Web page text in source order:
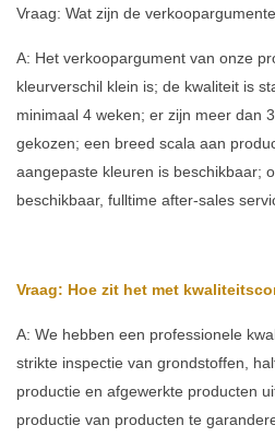
Vraag: Wat zijn de
A: Het verkoopargument van onze
kleurverschil klein is; de kwaliteit is
minimaal 4 weken; er zijn meer dan
gekozen; een breed scala aan
aangepaste kleuren is beschikbaar;
beschikbaar, fulltime after-sales
Vraag: Hoe zit het met
A: We hebben een professionele
strikte inspectie van grondstoffen,
productie en afgewerkte producten
productie van producten te